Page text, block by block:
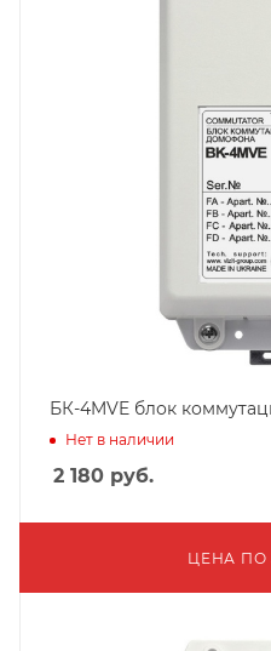
БК-4MVE блок
Нет в наличии
2 180 руб.
ЦЕНА ПО